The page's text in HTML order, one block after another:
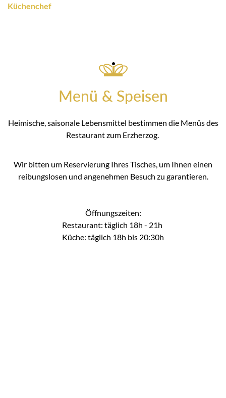
Küchenchef
Menü & Speisen
Heimische, saisonale Lebensmittel bestimmen die Menüs des
Restaurant zum Erzherzog.
Wir bitten um Reservierung Ihres Tisches, um Ihnen einen
reibungslosen und angenehmen Besuch zu garantieren.
Öffnungszeiten:
Restaurant: täglich 18h - 21h
Küche: täglich 18h bis 20:30h